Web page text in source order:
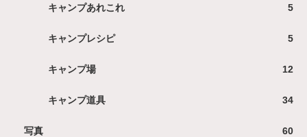
キャンプあれこれ 5
キャンプレシピ 5
キャンプ場 12
キャンプ道具 34
写真 60